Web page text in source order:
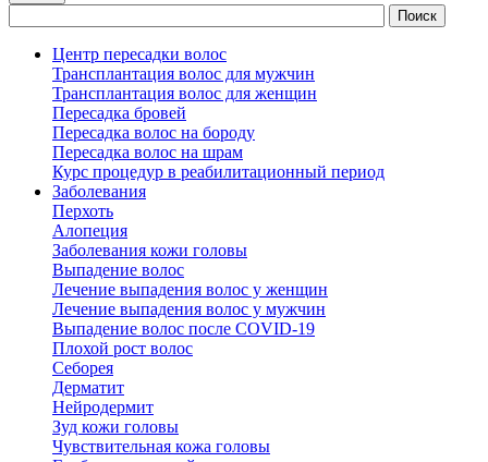
Центр пересадки волос
Трансплантация волос для мужчин
Трансплантация волос для женщин
Пересадка бровей
Пересадка волос на бороду
Пересадка волос на шрам
Курс процедур в реабилитационный период
Заболевания
Перхоть
Алопеция
Заболевания кожи головы
Выпадение волос
Лечение выпадения волос у женщин
Лечение выпадения волос у мужчин
Выпадение волос после COVID-19
Плохой рост волос
Cеборея
Дерматит
Нейродермит
Зуд кожи головы
Чувствительная кожа головы